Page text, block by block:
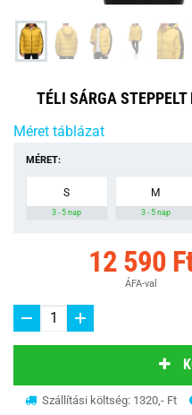
TÉLI SÁRGA
Méret táblázat
MÉRET:
S
3 - 5 nap
M
3 - 5 nap
12 590
ÁFA-val
Szállítási költség: 1320,- Ft